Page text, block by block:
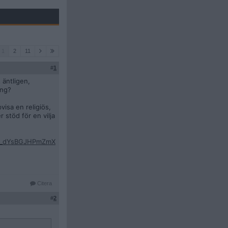
2 11
#1
en religiös,
stöd för en vilja
Citera
#2